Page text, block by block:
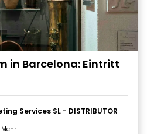
in Barcelona: Eintritt
Services SL - DISTRIBUTOR
Mehr